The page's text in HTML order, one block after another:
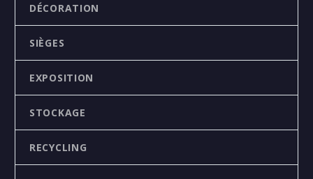
DÉCORATION
SIÈGES
EXPOSITION
STOCKAGE
RECYCLING